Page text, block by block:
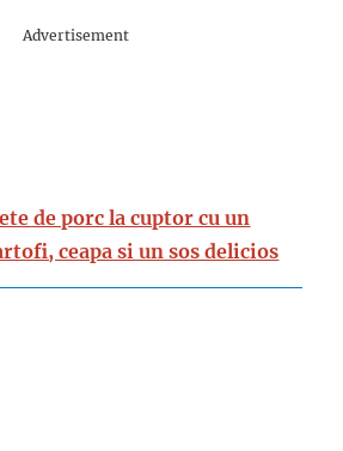
Advertisement
de porc la cuptor cu un
ceapa si un sos delicios